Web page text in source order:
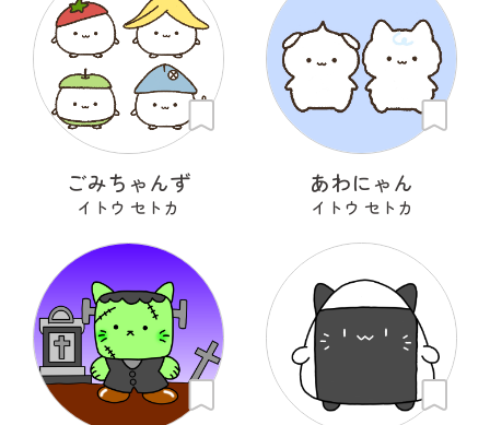
ごみちゃんず
イトウ セトカ
あわにゃん
イトウ セトカ